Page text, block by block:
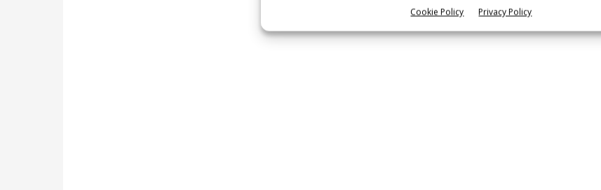
Cookie Policy Privacy Policy